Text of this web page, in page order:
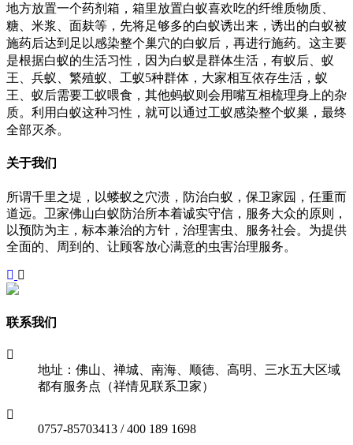
地方放置一个药剂箱，箱里放置白蚁喜欢吃的纤维质物质、
糖、米浆、面麸等，先将足够多的白蚁诱出来，诱出的白蚁被
施药后达到足以感染整个巢穴的白蚁后，再进行施药。这主要
是根据白蚁的生活习性，因为白蚁是群体生活，有蚁后、蚁
王、兵蚁、繁殖蚁、工蚁5种群体，大家相互依存生活，蚁
王、蚁后需要工蚁喂食，其他蚂蚁则会用嘴互相梳理身上的杂
质。利用白蚁这种习性，就可以通过工蚁感染整个蚁巢，最终
全部灭杀。
关于我们
所谓千里之堤，以蝼蚁之穴溃，防治白蚁，保卫家园，任重而
道远。卫家佛山白蚁防治所本着诚实守信，服务大众的原则，
以预防为主，标本兼治的方针，治理害虫、服务社会。为提供
全面的、周到的、让顾客放心满意的虫害治理服务。
联系我们
地址：佛山、禅城、南海、顺德、高明、三水五大区域
都有服务点（祥情见联系卫家）
0757-85703413 / 400 189 1698